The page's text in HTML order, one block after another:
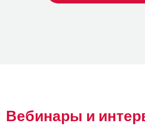
Вебинары и